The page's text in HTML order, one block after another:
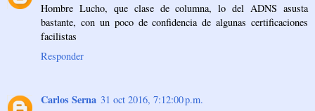
Hombre Lucho, que clase de columna, lo del ADNS asusta
bastante, con un poco de confidencia de algunas certificaciones
facilistas
Responder
Carlos Serna 31 oct 2016, 7:12:00 p.m.